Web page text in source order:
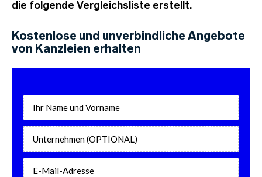
die folgende Vergleichsliste erstellt.
Kostenlose und unverbindliche Angebote
von Kanzleien erhalten